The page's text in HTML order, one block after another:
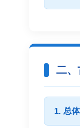
二、
1. 总